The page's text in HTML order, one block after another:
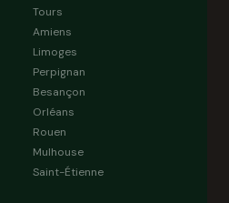
Tours
Amiens
Limoges
Perpignan
Besançon
Orléans
Rouen
Mulhouse
Saint-Étienne